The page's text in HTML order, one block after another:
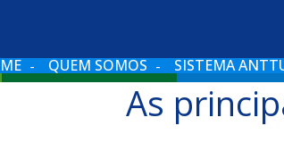
QUEM SOMOS SISTEMA
As